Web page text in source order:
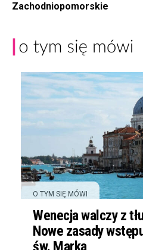
Zachodniopomorskie
O TYM SIĘ MÓWI
Wenecja walczy z
Nowe zasady
św. Marka